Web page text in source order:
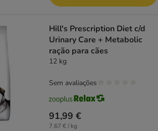
Hill's Prescription Diet c/d
Urinary Care + Metabolic
ração para cães
12 kg
91,99 €
7,67 € / kg
Sem avaliações